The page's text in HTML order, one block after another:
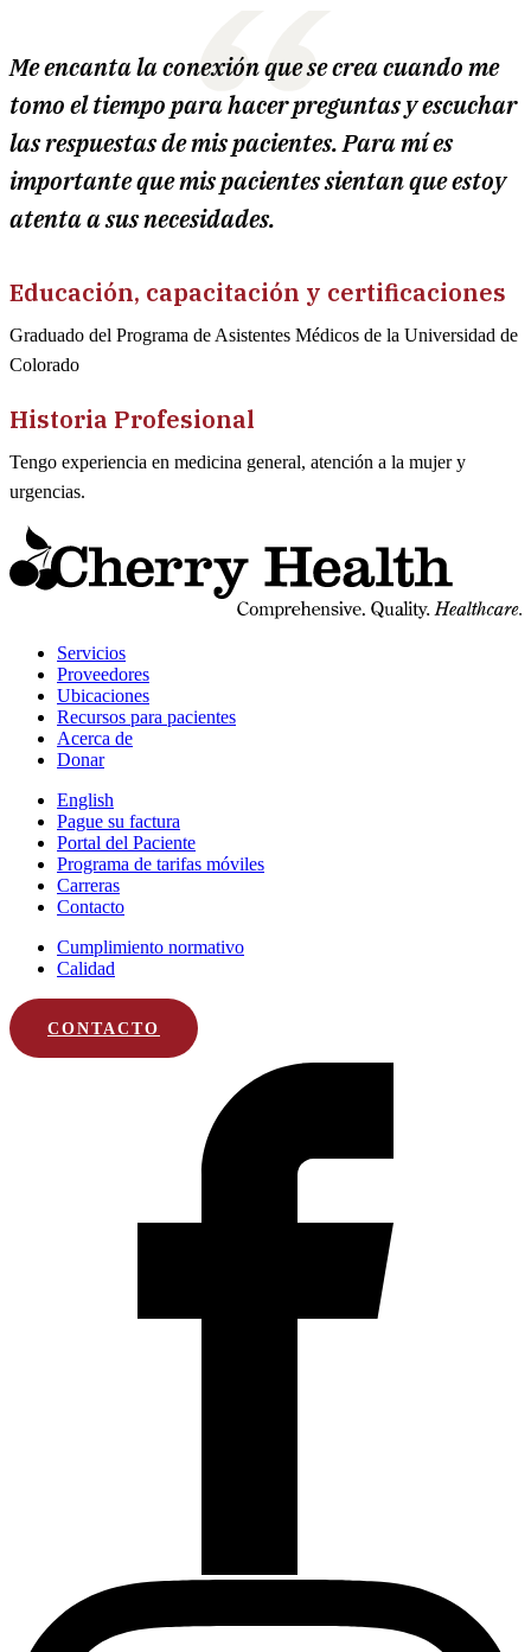
Me encanta la conexión que se crea cuando me
tomo el tiempo para hacer preguntas y escuchar
las respuestas de mis pacientes. Para mí es
importante que mis pacientes sientan que estoy
atenta a sus necesidades.
Educación, capacitación y certificaciones
Graduado del Programa de Asistentes Médicos de la Universidad de
Colorado
Historia Profesional
Tengo experiencia en medicina general, atención a la mujer y
urgencias.
Servicios
Proveedores
Ubicaciones
Recursos para pacientes
Acerca de
Donar
English
Pague su factura
Portal del Paciente
Programa de tarifas móviles
Carreras
Contacto
Cumplimiento normativo
Calidad
CONTACTO